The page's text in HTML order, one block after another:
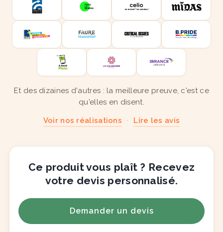
Et des dizaines d'autres : la meilleure preuve, c'est ce
qu'elles en disent.
Voir nos réalisations · Lire les avis
Ce produit vous plaît ? Recevez
votre devis personnalisé.
Demander un devis